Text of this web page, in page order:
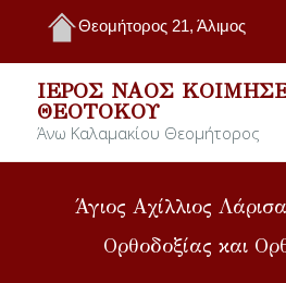
Θεομήτορος 21, Άλιμος
ΙΕΡΌΣ ΝΑΌΣ
ΘΕΟΤΌΚΟΥ
Άνω Καλαμακίου Θεομήτορος
Άγιος Αχίλλιος
Ορθοδοξίας και